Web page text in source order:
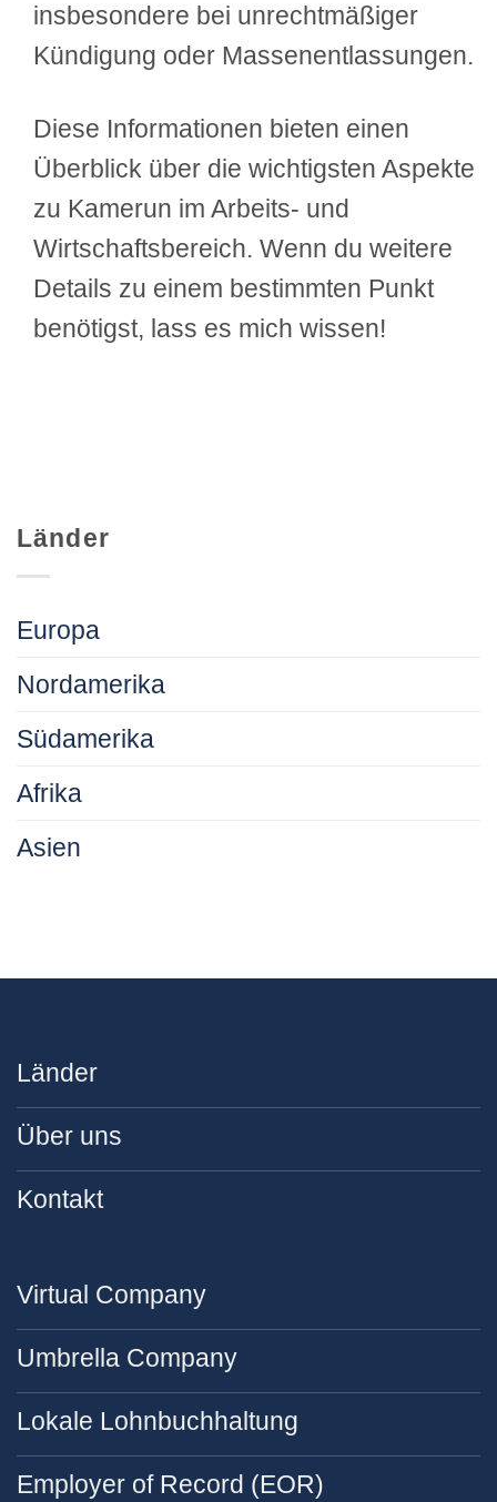
insbesondere bei unrechtmäßiger
Kündigung oder Massenentlassungen.
Diese Informationen bieten einen
Überblick über die wichtigsten Aspekte
zu Kamerun im Arbeits- und
Wirtschaftsbereich. Wenn du weitere
Details zu einem bestimmten Punkt
benötigst, lass es mich wissen!
Länder
Europa
Nordamerika
Südamerika
Afrika
Asien
Länder
Über uns
Kontakt
Virtual Company
Umbrella Company
Lokale Lohnbuchhaltung
Employer of Record (EOR)